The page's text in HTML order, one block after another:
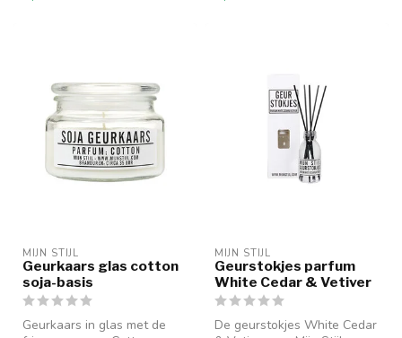
MIJN STIJL
Geurkaars glas cotton
soja-basis
Geurkaars in glas met de
MIJN STIJL
Geurstokjes parfum
White Cedar & Vetiver
De geurstokjes White Cedar